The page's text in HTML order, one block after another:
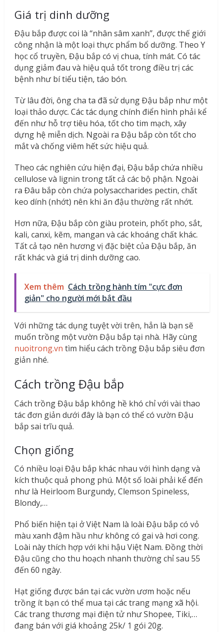
Giá trị dinh dưỡng
Đậu bắp được coi là “nhân sâm xanh”, được thế giới
công nhận là một loại thực phẩm bổ dưỡng. Theo Y
học cổ truyền, Đậu bắp có vị chua, tính mát. Có tác
dụng giảm đau và hiệu quả tốt trong điều trị các
bệnh như bí tiểu tiện, táo bón.
Từ lâu đời, ông cha ta đã sử dụng Đậu bắp như một
loại thảo dược. Các tác dụng chính điển hình phải kể
đến như hỗ trợ tiêu hóa, tốt cho tim mạch, xây
dựng hệ miễn dịch. Ngoài ra Đậu bắp còn tốt cho
mắt và chống viêm hết sức hiệu quả.
Theo các nghiên cứu hiện đại, Đậu bắp chứa nhiều
cellulose và lignin trong tất cả các bộ phận. Ngoài
ra Đâu bắp còn chứa polysaccharides pectin, chất
keo dính (nhớt) nên khi ăn đậu thường rất nhớt.
Hơn nữa, Đậu bắp còn giàu protein, phốt pho, sắt,
kali, canxi, kẽm, mangan và các khoáng chất khác.
Tất cả tạo nên hương vị đặc biệt của Đậu bắp, ăn
rất khác và giá trị dinh dưỡng cao.
Xem thêm Cách trồng hành tím "cực đơn
giản" cho người mới bắt đầu
Với những tác dụng tuyệt vời trên, hẳn là bạn sẽ
muốn trồng một vườn Đậu bắp tại nhà. Hãy cùng
nuoitrong.vn tìm hiểu cách trồng Đậu bắp siêu đơn
giản nhé.
Cách trồng Đậu bắp
Cách trồng Đậu bắp không hề khó chỉ với vài thao
tác đơn giản dưới đây là bạn có thể có vườn Đậu
bắp sai trĩu quả.
Chọn giống
Có nhiều loại Đậu bắp khác nhau với hình dạng và
kích thuộc quả phong phú. Một số loài phải kể đến
như là Heirloom Burgundy, Clemson Spineless,
Blondy,…
Phổ biến hiện tại ở Việt Nam là loài Đậu bắp có vỏ
màu xanh đậm hầu như không có gai và hơi cong.
Loài này thích hợp với khi hậu Việt Nam. Đồng thời
Đậu cũng cho thu hoạch nhanh thường chỉ sau 55
đến 60 ngày.
Hạt giống được bán tại các vườn ươm hoặc nếu
trồng ít bạn có thể mua tại các trang mạng xã hội.
Các trang thương mại điện tử như Shopee, Tiki,…
đang bán với giá khoảng 25k/ 1 gói 20g.